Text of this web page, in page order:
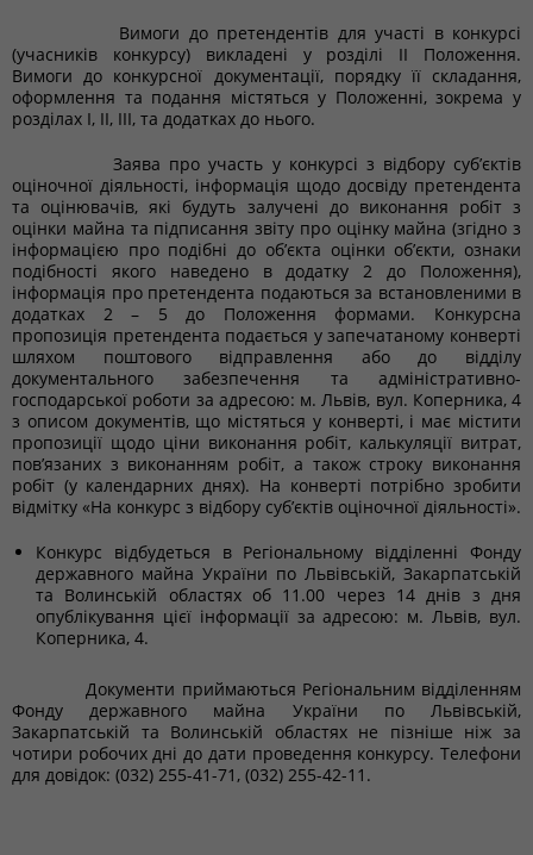
Вимоги до претендентів для участі в конкурсі
(учасників конкурсу) викладені у розділі ІІ Положення.
Вимоги до конкурсної документації, порядку її складання,
оформлення та подання містяться у Положенні, зокрема у
розділах І, ІІ, ІІІ, та додатках до нього.
Заява про участь у конкурсі з відбору суб’єктів
оціночної діяльності, інформація щодо досвіду претендента
та оцінювачів, які будуть залучені до виконання робіт з
оцінки майна та підписання звіту про оцінку майна (згідно з
інформацією про подібні до об’єкта оцінки об’єкти, ознаки
подібності якого наведено в додатку 2 до Положення),
інформація про претендента подаються за встановленими в
додатках 2 – 5 до Положення формами. Конкурсна
пропозиція претендента подається у запечатаному конверті
шляхом поштового відправлення або до відділу
документального забезпечення та адміністративно-
господарської роботи за адресою: м. Львів, вул. Коперника, 4
з описом документів, що містяться у конверті, і має містити
пропозиції щодо ціни виконання робіт, калькуляції витрат,
пов’язаних з виконанням робіт, а також строку виконання
робіт (у календарних днях). На конверті потрібно зробити
відмітку «На конкурс з відбору суб’єктів оціночної діяльності».
Конкурс відбудеться в Регіональному відділенні Фонду
державного майна України по Львівській, Закарпатській
та Волинській областях об 11.00 через 14 днів з дня
опублікування цієї інформації за адресою: м. Львів, вул.
Коперника, 4.
Документи приймаються Регіональним відділенням
Фонду державного майна України по Львівській,
Закарпатській та Волинській областях не пізніше ніж за
чотири робочих дні до дати проведення конкурсу. Телефони
для довідок: (032) 255-41-71, (032) 255-42-11.